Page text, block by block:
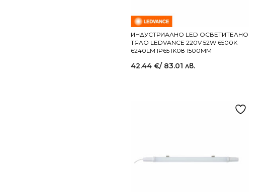
ИНДУСТРИАЛНО LED ОСВЕТИТЕЛНО
ТЯЛО LEDVANCE 220V 52W 6500K
6240LM IP65 IK08 1500MM
42.44 €/ 83.01 лв.